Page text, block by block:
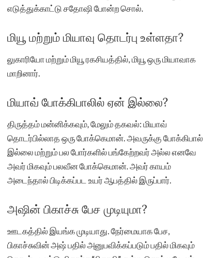
எடுத்துக்காட்டு சதோஷி போன்ற சொல்.
மியூ மற்றும் மியாவு தொடர்பு உள்ளதா?
லுகாரியோ மற்றும் மியூ ரகசியத்தில், மியூ ஒரு மியாவாக
மாறினார்.
மியாவ் போக்கிபாலில் ஏன் இல்லை?
திருத்தம் மன்னிக்கவும், மேலும் தகவல்: மியாவ்
தொடர்பில்லாத ஒரு போக்கெமான். அவருக்கு போக்கிபால்
இல்லை மற்றும் பல போர்களில் பங்கேற்றவர் அல்ல எனவே
அவர் மிகவும் பலவீன போக்கெமான். அவர் காயம்
அடைந்தால் பிடிக்கப்பட உயர் ஆபத்தில் இருப்பார்.
அஷின் பிகாச்சு பேச முடியுமா?
ஊடகத்தில் இயங்க முடியாது. நேர்மையாக பேச,
பிகாச்சுவின் அஷ் பதில் அனுபவிக்கப்படும் பதில் மிகவும்